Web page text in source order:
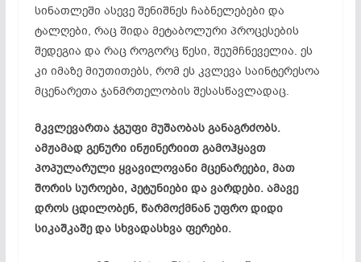
სინათლეში ასევე შენიშნეს ჩაბნელებები და
ტალღები, რაც შიდა მეტაბოლური პროცესების
შედეგია და რაც როგორც წესი, შეუმჩნეველია. ეს
კი იმაზე მიუთითებს, რომ ეს კვლევა საინტერესოა
მცენარეთა ჯანმრთელობის შესასწავლადაც.
მკვლევართა ჯგუფი მუშაობას განაგრძობს.
ამჟამად გენური ინჟინერიით გამოჰყავთ
პოპულარული ყვავილოვანი მცენარეები, მათ
შორის სუროები, პეტუნიები და ვარდები. ამავე
დროს ცდილობენ, წარმოქმნან უფრო დიდი
სიკაშკაშე და სხვადასხვა ფერები.